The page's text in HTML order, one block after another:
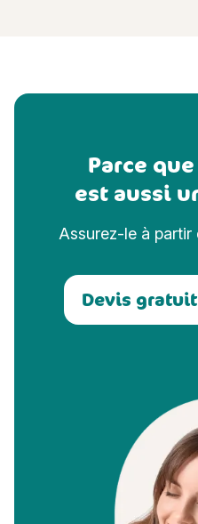
Parce
est aussi
Assurez-le à partir
Devis